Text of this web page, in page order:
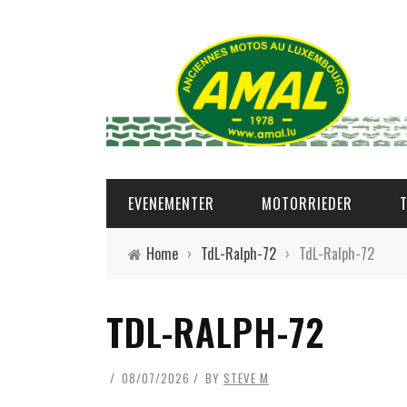
EVENEMENTER MOTORRIEDER
Home › TdL-Ralph-72 › TdL-Ralph-72
TDL-RALPH-72
08/07/2026 BY STEVE M